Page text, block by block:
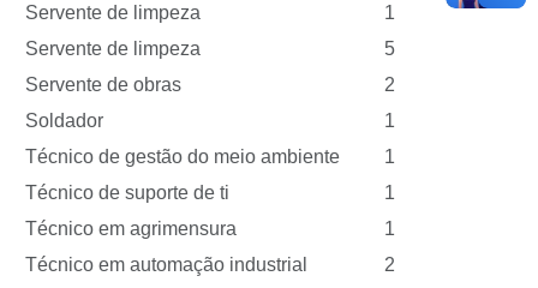
Servente de limpeza
1
Servente de limpeza
5
Servente de obras
2
Soldador
1
Técnico de gestão do meio ambiente
1
Técnico de suporte de ti
1
Técnico em agrimensura
1
Técnico em automação industrial
2